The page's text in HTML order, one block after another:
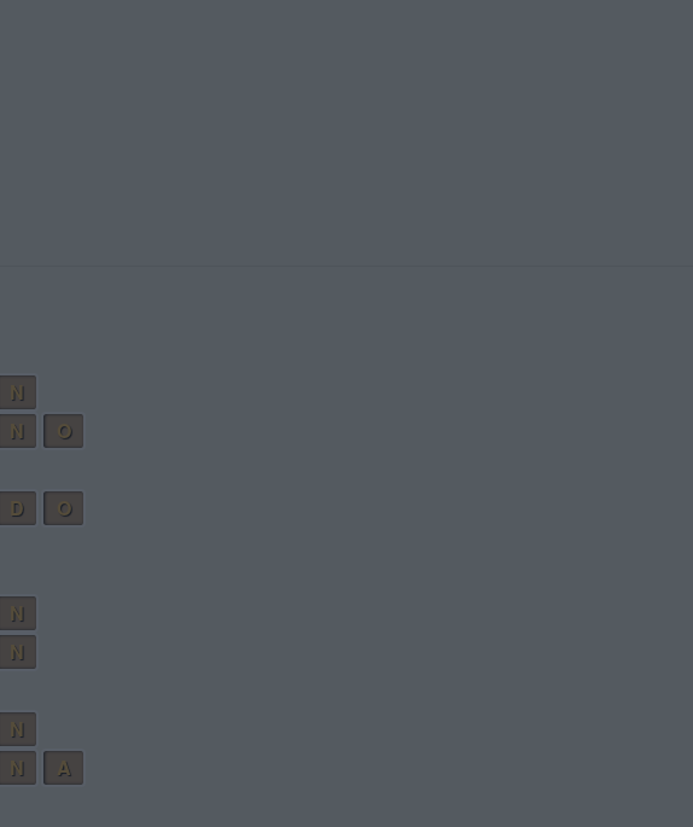
N
N
O
D
O
N
N
N
N
A